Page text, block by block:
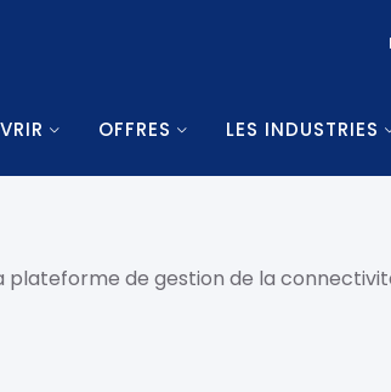
OFFRES LES INDUSTRIES
plateforme de gestion de la